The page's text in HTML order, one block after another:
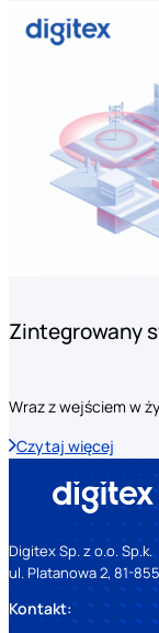
Zintegrowany
Wraz z wejściem w
Czytaj więcej
Digitex Sp. z o.o. Sp.k.
ul. Platanowa 2, 81-
Kontakt: